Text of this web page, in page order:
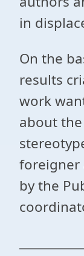
in
On the
results
work
about
foreigner
by the